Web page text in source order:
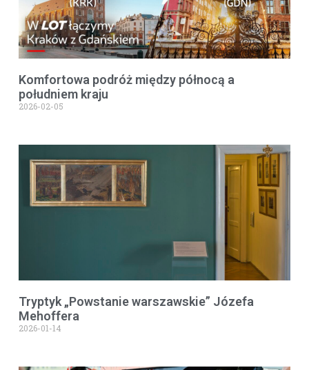
Komfortowa podróż między północą a
południem kraju
2026-02-05
Tryptyk „Powstanie warszawskie” Józefa
Mehoffera
2026-01-14